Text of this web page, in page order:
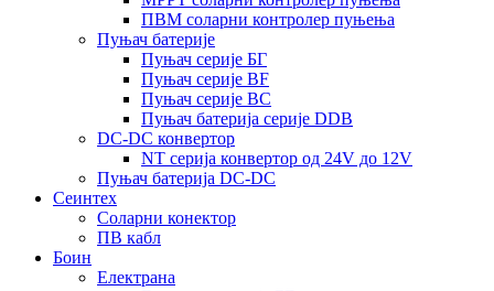
ПВМ соларни контролер пуњења
Пуњач батерије
Пуњач серије БГ
Пуњач серије BF
Пуњач серије BC
Пуњач батерија серије DDB
DC-DC конвертор
NT серија конвертор од 24V до 12V
Пуњач батерија DC-DC
Сеинтех
Соларни конектор
ПВ кабл
Боин
Електрана